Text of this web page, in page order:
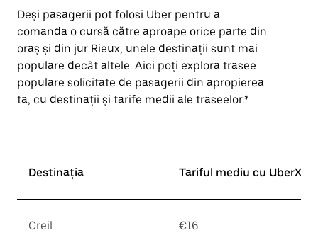
Deși pasagerii pot folosi Uber pentru a
comanda o cursă către aproape orice parte din
oraș și din jur Rieux, unele destinații sunt mai
populare decât altele. Aici poți explora trasee
populare solicitate de pasagerii din apropierea
ta, cu destinații și tarife medii ale traseelor.*
Destinația Tariful mediu cu UberX*
Creil €16